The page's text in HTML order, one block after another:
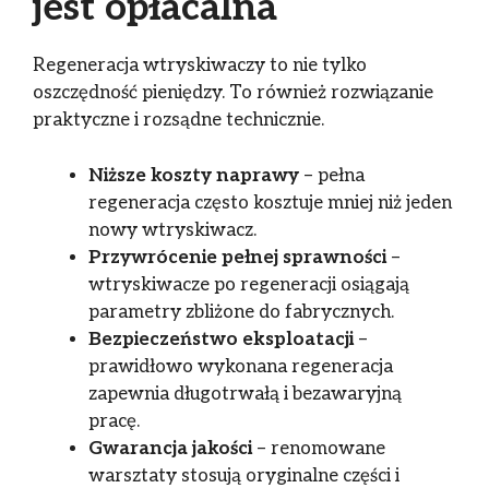
Regeneracja wtryskiwaczy to nie tylko
oszczędność pieniędzy. To również rozwiązanie
praktyczne i rozsądne technicznie.
Niższe koszty naprawy – pełna
regeneracja często kosztuje mniej niż jeden
nowy wtryskiwacz.
Przywrócenie pełnej sprawności–
wtryskiwacze po regeneracji osiągają
parametry zbliżone do fabrycznych.
Bezpieczeństwo eksploatacji–
prawidłowo wykonana regeneracja
zapewnia długotrwałą i bezawaryjną
pracę.
Gwarancja jakości– renomowane
warsztaty stosują oryginalne części i